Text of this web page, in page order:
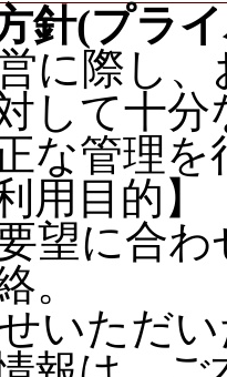
針(プラ
に際し
して十
な管理
用目的】
望に合
。
いただ